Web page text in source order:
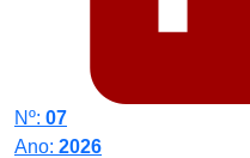
Nº: 07
Ano: 2026